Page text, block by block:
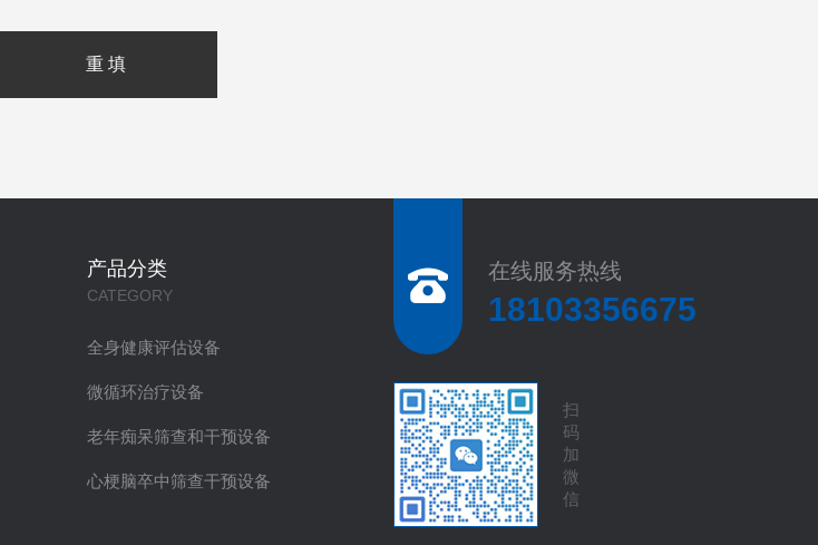
产品分类
CATEGORY
全身健康评估设备
微循环治疗设备
老年痴呆筛查和干预设备
心梗脑卒中筛查干预设备
在线服务热线
18103356675
扫
码
加
微
信